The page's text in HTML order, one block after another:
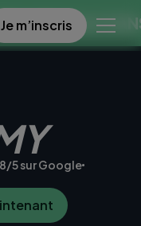
DANS CE
Je m’inscris
5 sur Google